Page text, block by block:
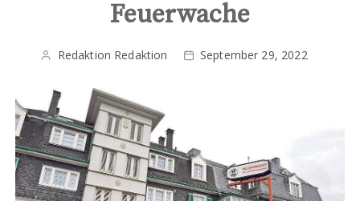
Feuerwache
Redaktion Redaktion September 29, 2022